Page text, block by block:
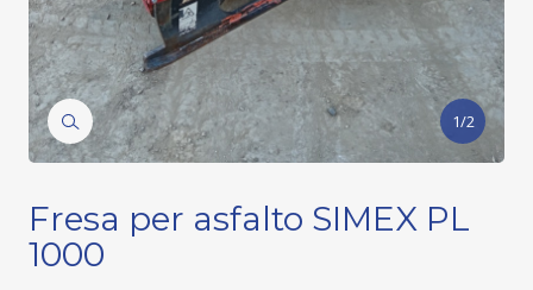
1/2
Fresa per asfalto SIMEX PL
1000